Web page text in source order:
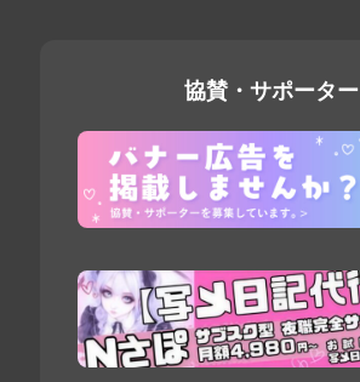
協賛・サポーター